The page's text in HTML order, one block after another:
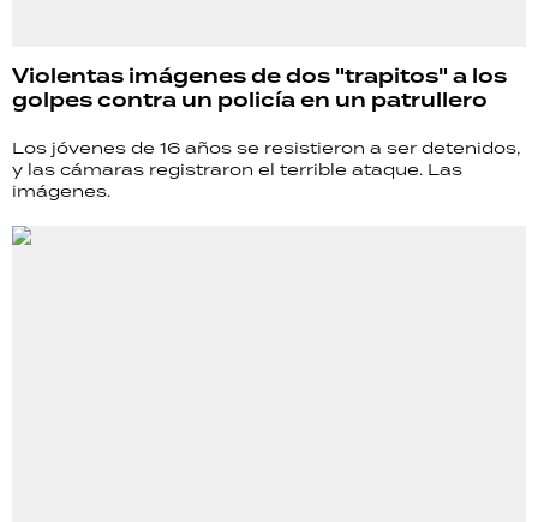
Violentas imágenes de dos "trapitos" a los
golpes contra un policía en un patrullero
Los jóvenes de 16 años se resistieron a ser detenidos,
y las cámaras registraron el terrible ataque. Las
imágenes.